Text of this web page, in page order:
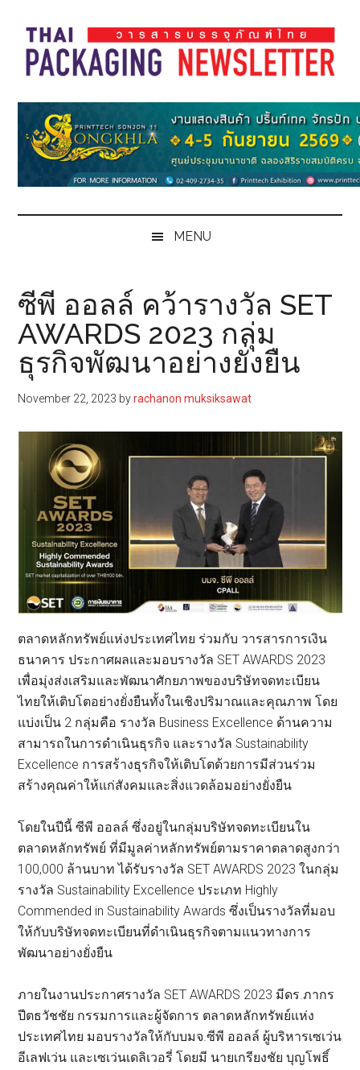
main
content
secondary
menu
primary
sidebar
footer
Thai
Pack
Magazine
Pack
Magazine
MENU
ซีพี ออลล์ คว้ารางวัล SET
AWARDS 2023 กลุ่ม
ธุรกิจพัฒนาอย่างยั่งยืน
November 22, 2023 byrachanon muksiksawat
ตลาดหลักทรัพย์แห่งประเทศไทย ร่วมกับ วารสารการเงิน
ธนาคาร ประกาศผลและมอบรางวัล SET AWARDS 2023
เพื่อมุ่งส่งเสริมและพัฒนาศักยภาพของบริษัทจดทะเบียน
ไทยให้เติบโตอย่างยั่งยืนทั้งในเชิงปริมาณและคุณภาพ โดย
แบ่งเป็น 2 กลุ่มคือ รางวัล Business Excellence ด้านความ
สามารถในการดำเนินธุรกิจ และรางวัล Sustainability
Excellence การสร้างธุรกิจให้เติบโตด้วยการมีส่วนร่วม
สร้างคุณค่าให้แก่สังคมและสิ่งแวดล้อมอย่างยั่งยืน
โดยในปีนี้ ซีพี ออลล์ ซึ่งอยู่ในกลุ่มบริษัทจดทะเบียนใน
ตลาดหลักทรัพย์ ที่มีมูลค่าหลักทรัพย์ตามราคาตลาดสูงกว่า
100,000 ล้านบาท ได้รับรางวัล SET AWARDS 2023 ในกลุ่ม
รางวัล Sustainability Excellence ประเภท Highly
Commended in Sustainability Awards ซึ่งเป็นรางวัลที่มอบ
ให้กับบริษัทจดทะเบียนที่ดำเนินธุรกิจตามแนวทางการ
พัฒนาอย่างยั่งยืน
ภายในงานประกาศรางวัล SET AWARDS 2023 มีดร.ภากร
ปีตธวัชชัย กรรมการและผู้จัดการ ตลาดหลักทรัพย์แห่ง
ประเทศไทย มอบรางวัลให้กับบมจ.ซีพี ออลล์ ผู้บริหารเซเว่น
อีเลฟเว่น และเซเว่นเดลิเวอรี่ โดยมี นายเกรียงชัย บุญโพธิ์